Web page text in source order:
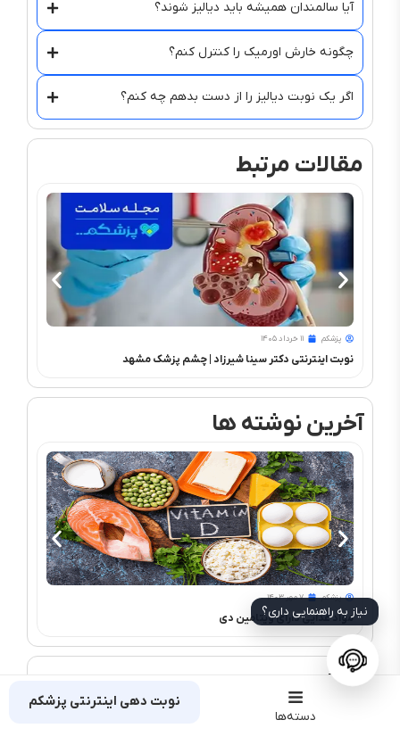
دسته‌ها
نوبت دهی اینترنتی پزشکم
آیا سالمندان همیشه باید دیالیز شوند؟
چگونه خارش اورمیک را کنترل کنم؟
اگر یک نوبت دیالیز را از دست بدهم چه کنم؟
مقالات مرتبط
پزشکم ۱۱ خرداد ۱۴۰۵
نوبت اینترنتی دکتر سینا شیرزاد | چشم‌ پزشک مشهد
آخرین نوشته ها
پزشکم ۷ مهر ۱۴۰۳
مواد غذایی دارای ویتامین دی
نظرات
نیاز به راهنمایی داری؟